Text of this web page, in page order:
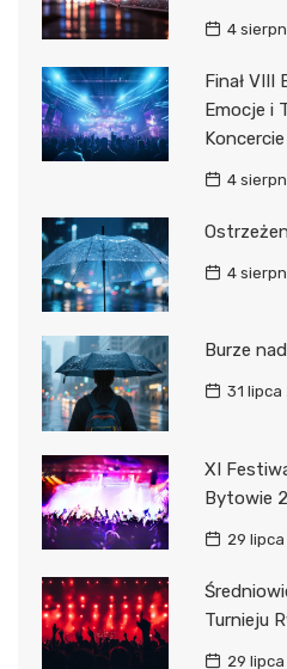
4
Finał VIII
Emocje i
Koncercie
4
4
Burze
31 lipca
XI
Bytowie
29
Turnieju
29